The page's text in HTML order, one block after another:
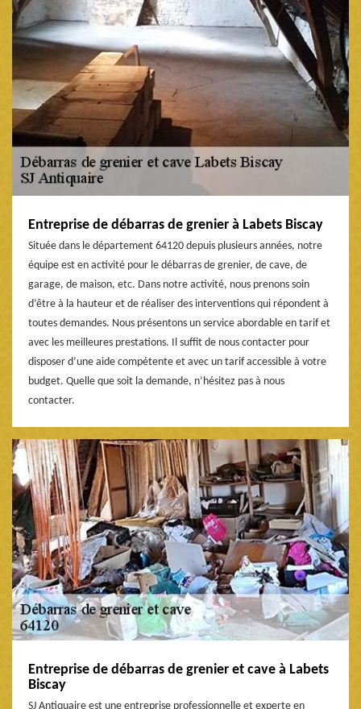
Entreprise de débarras de grenier à Labets Biscay
Située dans le département 64120 depuis plusieurs années, notre
équipe est en activité pour le débarras de grenier, de cave, de
garage, de maison, etc. Dans notre activité, nous prenons soin
d’être à la hauteur et de réaliser des interventions qui répondent à
toutes demandes. Nous présentons un service abordable en tarif et
avec les meilleures prestations. Il suffit de nous contacter pour
disposer d’une aide compétente et avec un tarif accessible à votre
budget. Quelle que soit la demande, n’hésitez pas à nous
contacter.
Entreprise de débarras de grenier et cave à Labets
Biscay
SJ Antiquaire est une entreprise professionnelle et experte en